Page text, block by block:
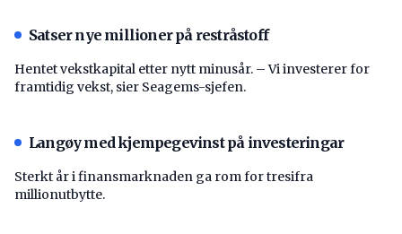
Satser nye millioner på restråstoff
Hentet vekstkapital etter nytt minusår. – Vi investerer for
framtidig vekst, sier Seagems-sjefen.
Langøy med kjempegevinst på investeringar
Sterkt år i finansmarknaden ga rom for tresifra
millionutbytte.